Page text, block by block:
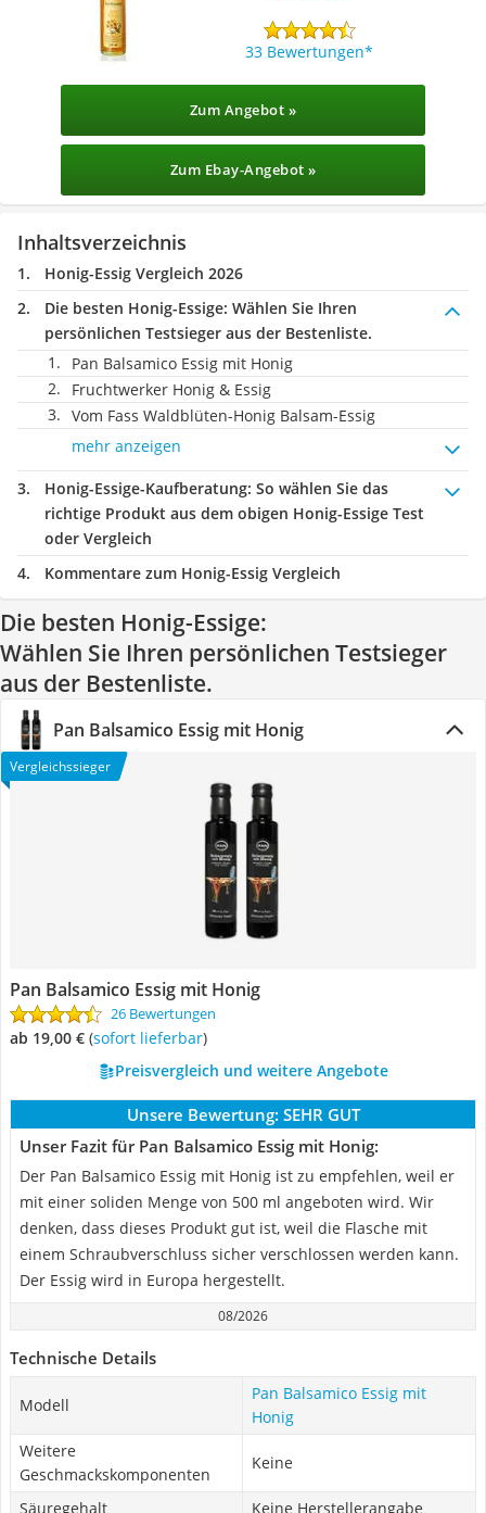
33 Bewertungen
Zum Angebot »
Zum Ebay-Angebot »
Inhaltsverzeichnis
Honig-Essig Vergleich 2026
Die besten Honig-Essige: Wählen Sie Ihren
persönlichen Testsieger aus der Bestenliste.
Pan Balsamico Essig mit Honig
Fruchtwerker Honig & Essig
Vom Fass Waldblüten-Honig Balsam-Essig
mehr anzeigen
Honig-Essige-Kaufberatung: So wählen Sie das
richtige Produkt aus dem obigen Honig-Essige Test
oder Vergleich
Kommentare zum Honig-Essig Vergleich
Die besten Honig-Essige:
Wählen Sie Ihren persönlichen Testsieger
aus der Bestenliste.
Pan Balsamico Essig mit Honig
Vergleichssieger
Pan Balsamico Essig mit Honig
26 Bewertungen
ab 19,00 € ( Sofort lieferbar)
Preisvergleich und weitere Angebote
Unsere Bewertung: SEHR GUT
Unser Fazit für Pan Balsamico Essig mit Honig:
Der Pan Balsamico Essig mit Honig ist zu empfehlen, weil er
mit einer soliden Menge von 500 ml angeboten wird. Wir
denken, dass dieses Produkt gut ist, weil die Flasche mit
einem Schraubverschluss sicher verschlossen werden kann.
Der Essig wird in Europa hergestellt.
08/2026
Technische Details
Modell
Pan Balsamico Essig mit
Honig
Weitere
Geschmackskomponenten
Keine
Säuregehalt Keine Herstellerangabe